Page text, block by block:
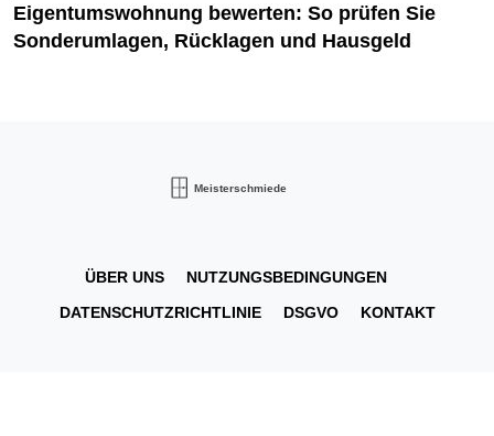
Eigentumswohnung bewerten: So prüfen Sie
Sonderumlagen, Rücklagen und Hausgeld
ÜBER UNS
NUTZUNGSBEDINGUNGEN
DATENSCHUTZRICHTLINIE
DSGVO KONTAKT